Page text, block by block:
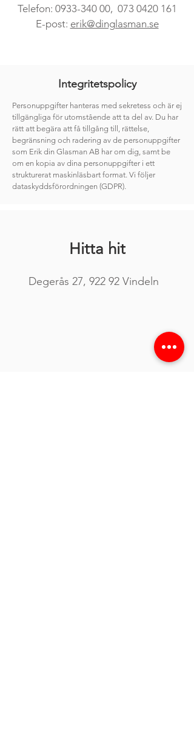
Telefon: 0933-340 00, 073 0420 161
E-post: erik@dinglasman.se
Integritetspolicy
Personuppgifter hanteras med sekretess och är ej
tillgängliga för utomstående att ta del av. Du har
rätt att begära att få tillgång till, rättelse,
begränsning och radering av de personuppgifter
som Erik din Glasman AB har om dig, samt be
om en kopia av dina personuppgifter i ett
strukturerat maskinläsbart format. Vi följer
dataskyddsförordningen (GDPR).
Hitta hit
Degerås 27, 922 92 Vindeln